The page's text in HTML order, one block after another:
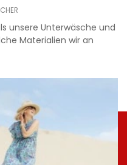
unsere Unterwäsche und
Materialien wir an